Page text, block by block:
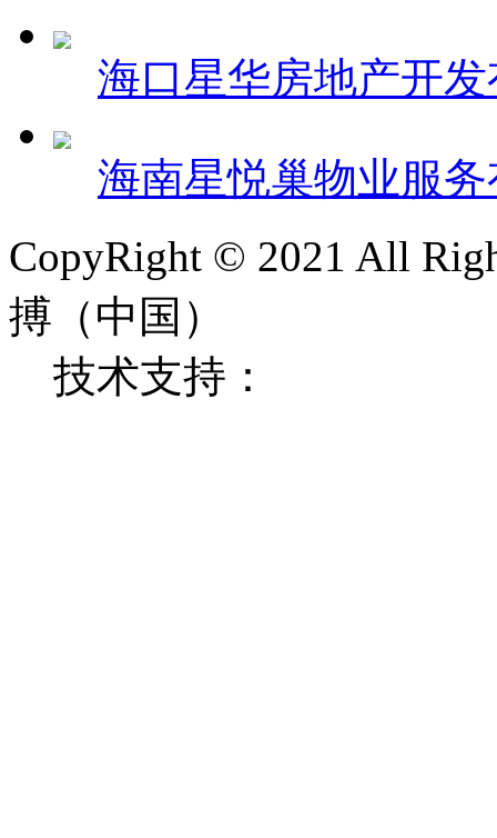
海口星华房地产开
海南星悦巢物业服
CopyRight © 2021 All
搏（中国）
技术支持：